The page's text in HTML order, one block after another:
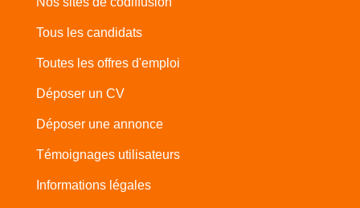
Tous les candidats
Toutes les offres d'emploi
Déposer un CV
Déposer une annonce
Témoignages utilisateurs
Informations légales